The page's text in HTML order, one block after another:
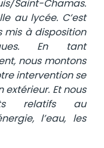
Saint-Chamas.
au lycée. C’est
mis à disposition
En tant
nous montons
intervention se
Et nous
relatifs au
l’eau, les